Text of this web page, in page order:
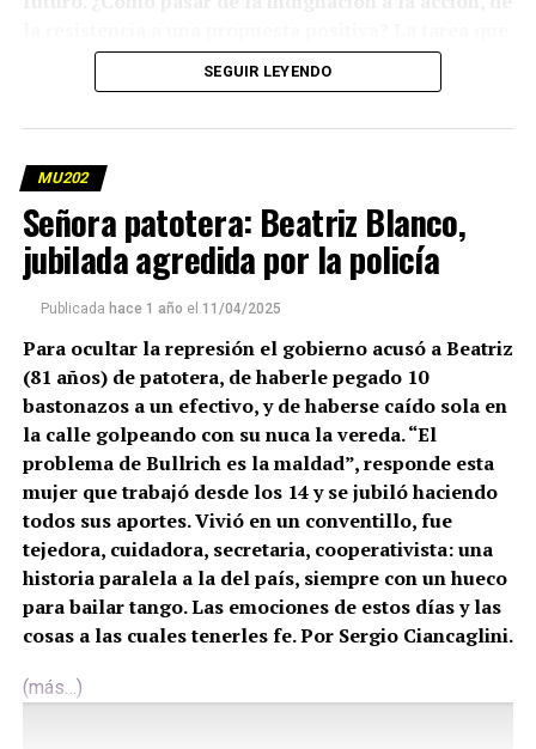
enfrenta el mundo en un contexto de desigualdad y
digitalidad empieza por entender qué (nos) está
(más…)
SEGUIR LEYENDO
MU202
Señora patotera: Beatriz Blanco,
jubilada agredida por la policía
Publicada hace 1 año el 11/04/2025
Para ocultar la represión el gobierno acusó a Beatriz
(81 años) de patotera, de haberle pegado 10
bastonazos a un efectivo, y de haberse caído sola en
la calle golpeando con su nuca la vereda. “El
problema de Bullrich es la maldad”, responde esta
mujer que trabajó desde los 14 y se jubiló haciendo
todos sus aportes. Vivió en un conventillo, fue
tejedora, cuidadora, secretaria, cooperativista: una
historia paralela a la del país, siempre con un hueco
para bailar tango. Las emociones de estos días y las
cosas a las cuales tenerles fe. Por Sergio Ciancaglini.
(más…)